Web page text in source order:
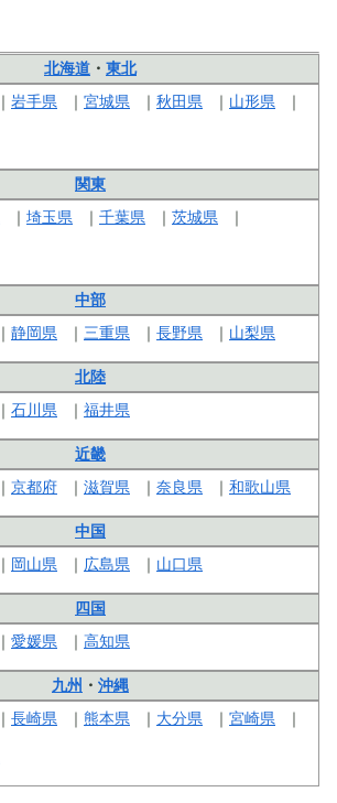
北海道 ・ 東北
岩手県 宮城県 秋田県 山形県
関東
埼玉県 千葉県 茨城県
中部
静岡県 三重県 長野県 山梨県
北陸
石川県 福井県
近畿
京都府 滋賀県 奈良県 和歌山県
中国
岡山県 広島県 山口県
四国
愛媛県 高知県
九州 ・ 沖縄
長崎県 熊本県 大分県 宮崎県